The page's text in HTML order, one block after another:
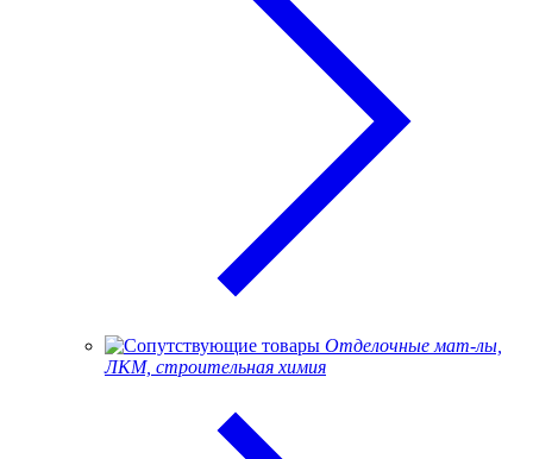
Отделочные мат-лы,
ЛКМ, строительная химия